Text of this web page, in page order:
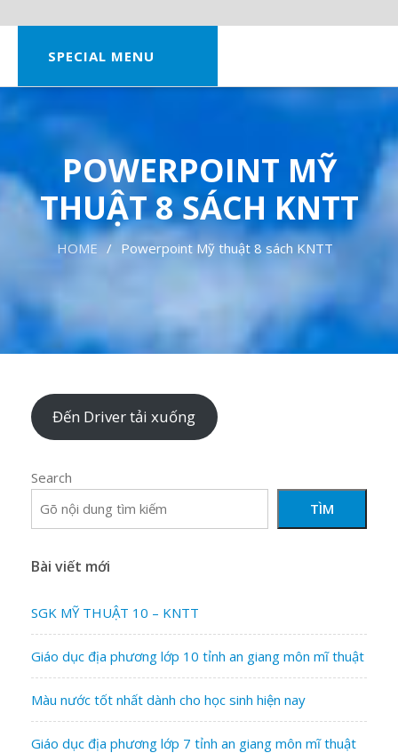
SPECIAL MENU
POWERPOINT MỸ
THUẬT 8 SÁCH KNTT
HOME Powerpoint Mỹ thuật 8 sách KNTT
Đến Driver tải xuống
Search
TÌM
Bài viết mới
SGK MỸ THUẬT 10 – KNTT
Giáo dục địa phương lớp 10 tỉnh an giang môn mĩ thuật
Màu nước tốt nhất dành cho học sinh hiện nay
Giáo dục địa phương lớp 7 tỉnh an giang môn mĩ thuật